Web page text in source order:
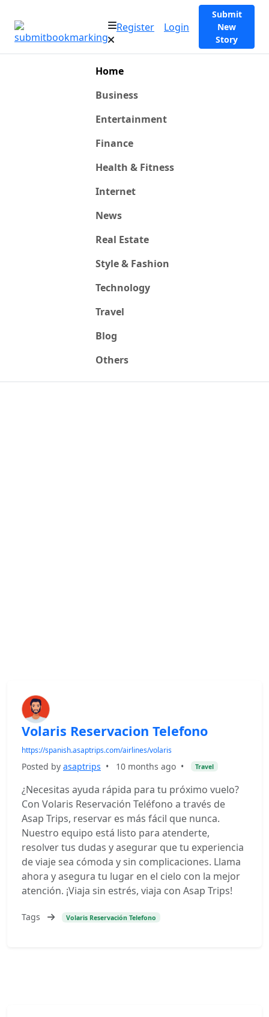
Register Login
Submit
New
Story
Home
Business
Entertainment
Finance
Health & Fitness
Internet
News
Real Estate
Style & Fashion
Technology
Travel
Blog
Others
Volaris Reservacion Telefono
https://spanish.asaptrips.com/airlines/volaris
Posted by asaptrips • 10 months ago • Travel
¿Necesitas ayuda rápida para tu próximo vuelo?
Con Volaris Reservación Teléfono a través de
Asap Trips, reservar es más fácil que nunca.
Nuestro equipo está listo para atenderte,
resolver tus dudas y asegurar que tu experiencia
de viaje sea cómoda y sin complicaciones. Llama
ahora y asegura tu lugar en el cielo con la mejor
atención. ¡Viaja sin estrés, viaja con Asap Trips!
Tags Volaris Reservación Telefono